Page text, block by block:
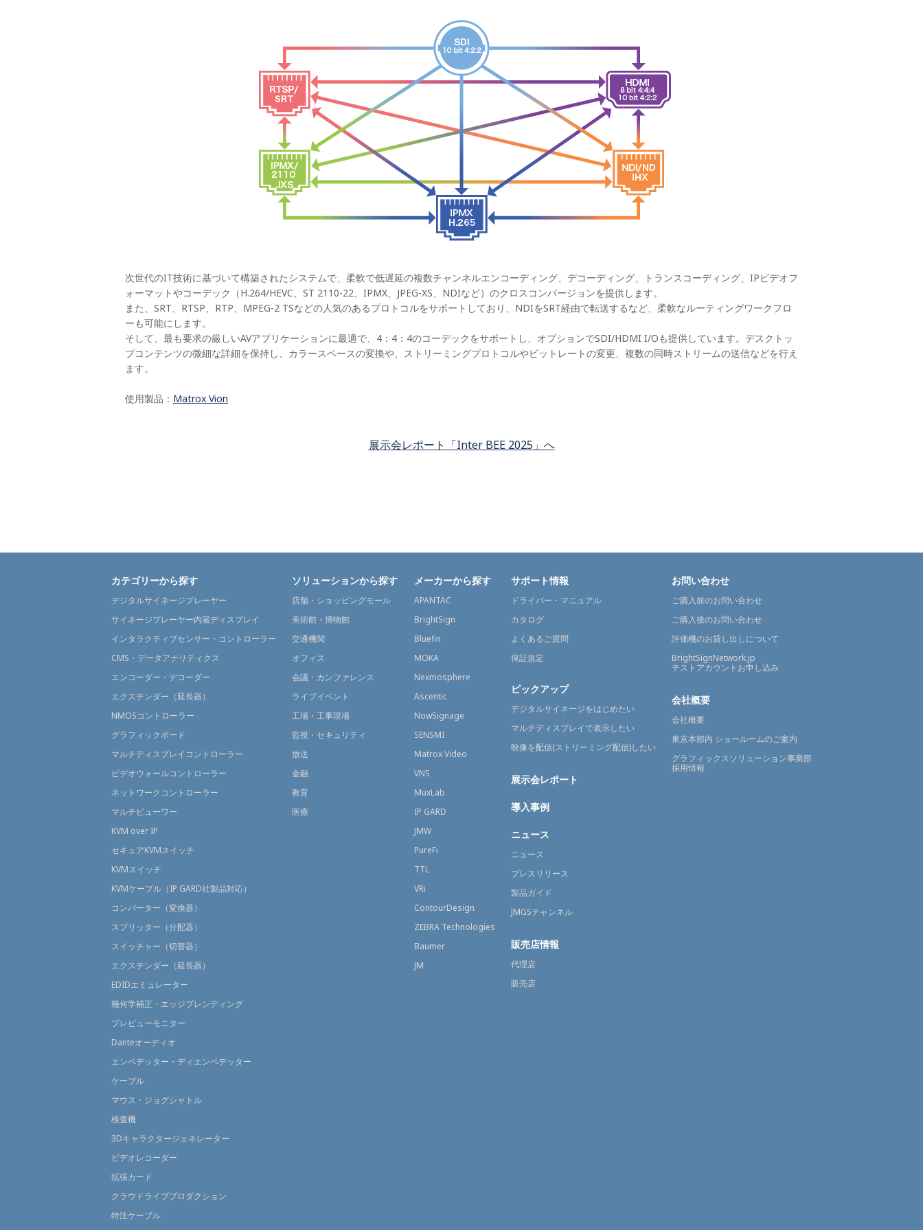
次世代のIT技術に基づいて構築されたシステムで、柔軟で低遅延の複数チャンネルエンコーディング、デコーディング、トランスコーディング、IPビデオフ
ォーマットやコーデック（H.264/HEVC、ST 2110-22、IPMX、JPEG-XS、NDIなど）のクロスコンバージョンを提供します。
また、SRT、RTSP、RTP、MPEG-2 TSなどの人気のあるプロトコルをサポートしており、NDIをSRT経由で転送するなど、柔軟なルーティングワークフロ
ーも可能にします。
そして、最も要求の厳しいAVアプリケーションに最適で、4：4：4のコーデックをサポートし、オプションでSDI/HDMI I/Oも提供しています。デスクトッ
プコンテンツの微細な詳細を保持し、カラースペースの変換や、ストリーミングプロトコルやビットレートの変更、複数の同時ストリームの送信などを行え
ます。
使用製品： Matrox Vion
展示会レポート「Inter BEE 2025」へ
カテゴリーから探す
デジタルサイネージプレーヤー
サイネージプレーヤー内蔵ディスプレイ
インタラクティブセンサー・コントローラー
CMS・データアナリティクス
エンコーダー・デコーダー
エクステンダー（延長器）
NMOSコントローラー
グラフィックボード
マルチディスプレイコントローラー
ビデオウォールコントローラー
ネットワークコントローラー
マルチビューワー
KVM over IP
セキュアKVMスイッチ
KVMスイッチ
KVMケーブル（IP GARD社製品対応）
コンバーター（変換器）
スプリッター（分配器）
スイッチャー（切替器）
エクステンダー（延長器）
EDIDエミュレーター
幾何学補正・エッジブレンディング
プレビューモニター
Danteオーディオ
エンベデッター・ディエンベデッター
ケーブル
マウス・ジョグシャトル
検査機
3Dキャラクタージェネレーター
ビデオレコーダー
拡張カード
クラウドライブプロダクション
特注ケーブル
ソリューションから探す
店舗・ショッピングモール
美術館・博物館
交通機関
オフィス
会議・カンファレンス
ライブイベント
工場・工事現場
監視・セキュリティ
放送
金融
教育
医療
メーカーから探す
APANTAC
BrightSign
Bluefin
MOKA
Nexmosphere
Ascentic
NowSignage
SENSMI
Matrox Video
VNS
MuxLab
IP GARD
JMW
PureFi
TTL
VRi
ContourDesign
ZEBRA Technologies
Baumer
JM
サポート情報
ドライバー・マニュアル
カタログ
よくあるご質問
保証規定
ピックアップ
デジタルサイネージをはじめたい
マルチディスプレイで表示したい
映像を配信(ストリーミング配信)したい
展示会レポート
導入事例
ニュース
ニュース
プレスリリース
製品ガイド
JMGSチャンネル
販売店情報
代理店
販売店
お問い合わせ
ご購入前のお問い合わせ
ご購入後のお問い合わせ
評価機のお貸し出しについて
BrightSignNetwork.jp
テストアカウントお申し込み
会社概要
会社概要
東京本部内 ショールームのご案内
グラフィックスソリューション事業部
採用情報